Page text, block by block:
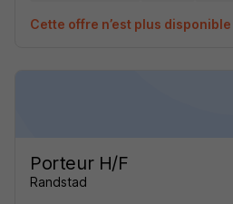
Cette offre n’est plus
Porteur H/F
Randstad